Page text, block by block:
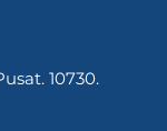
10730.